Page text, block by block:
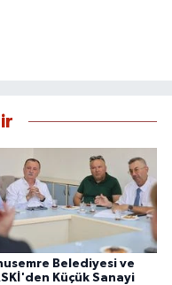
Belediyesi ve
Küçük Sanayi